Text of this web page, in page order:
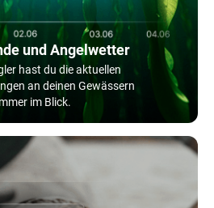
und Angelwetter
hast du die aktuellen
an deinen Gewässern
im Blick.